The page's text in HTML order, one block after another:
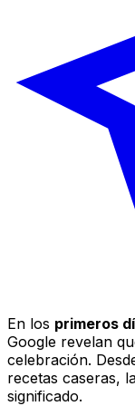
En los primeros
Google revelan
celebración.
recetas caseras,
significado.